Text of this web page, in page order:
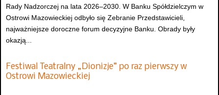
Rady Nadzorczej na lata 2026–2030. W Banku Spółdzielczym w
Ostrowi Mazowieckiej odbyło się Zebranie Przedstawicieli,
najważniejsze doroczne forum decyzyjne Banku. Obrady były
okazją...
Festiwal Teatralny „Dionizje” po raz pierwszy w
Ostrowi Mazowieckiej